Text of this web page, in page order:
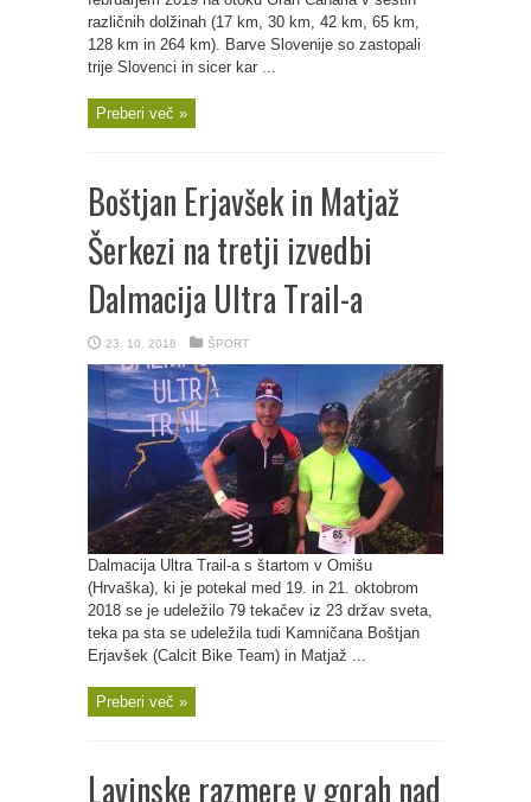
različnih dolžinah (17 km, 30 km, 42 km, 65 km,
128 km in 264 km). Barve Slovenije so zastopali
trije Slovenci in sicer kar ...
Preberi več »
Boštjan Erjavšek in Matjaž
Šerkezi na tretji izvedbi
Dalmacija Ultra Trail-a
23. 10. 2018 ŠPORT
Dalmacija Ultra Trail-a s štartom v Omišu
(Hrvaška), ki je potekal med 19. in 21. oktobrom
2018 se je udeležilo 79 tekačev iz 23 držav sveta,
teka pa sta se udeležila tudi Kamničana Boštjan
Erjavšek (Calcit Bike Team) in Matjaž ...
Preberi več »
Lavinske razmere v gorah nad